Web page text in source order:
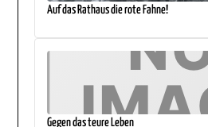
Auf das Rathaus die rote Fahne!
Gegen das teure Leben